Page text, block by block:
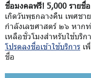
ชื่อมงคลฟรี! 5,000 รายชื่
เกิดวันพุธกลางคืน เพศช
กำลังเลขศาสตร์ ๒๖ หาก
เหลือชั่วโมงสำหรับใช้บริ
โปรดลงชื่อเข้าใช้บริการ เ
ชื่อ